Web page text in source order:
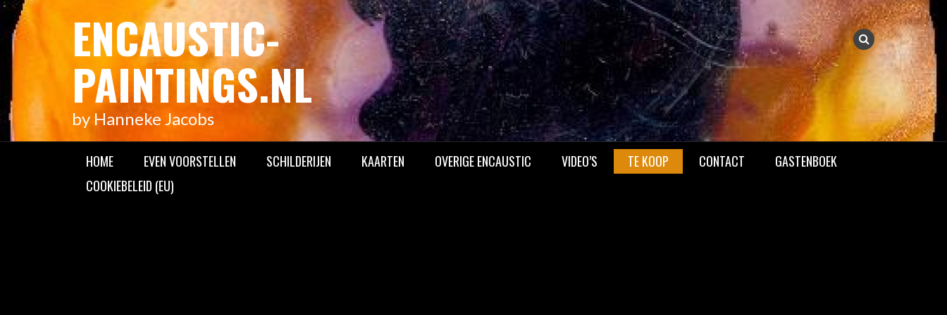
Meteen
naar
de
inhoud
ENCAUSTIC-
PAINTINGS.NL
by Hanneke Jacobs
HOME EVEN VOORSTELLEN SCHILDERIJEN KAARTEN OVERIGE ENCAUSTIC VIDEO’S TE KOOP CONTACT
GASTENBOEK
COOKIEBELEID (EU)